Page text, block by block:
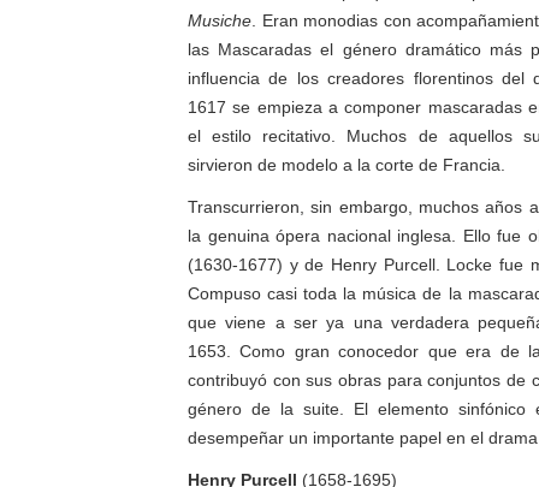
Musiche . Eran monodias con
las Mascaradas el género dramático más
influencia de los creadores florentinos del
1617 se empieza a componer mascaradas
el estilo recitativo. Muchos de aquellos
sirvieron de modelo a la corte de Francia.
Transcurrieron, sin embargo, muchos años
la genuina ópera nacional inglesa. Ello fue
(1630-1677) y de Henry Purcell. Locke fue
Compuso casi toda la música de la
que viene a ser ya una verdadera
1653. Como gran conocedor que era de
contribuyó con sus obras para conjuntos de
género de la suite. El elemento sinfónico
desempeñar un importante papel en el
Henry Purcell (1658-1695)